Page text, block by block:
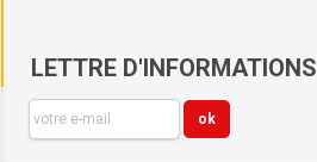
LETTRE D'INFORMATIONS